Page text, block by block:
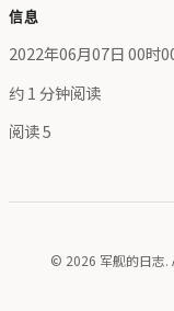
信息
2022年06月07日 00时
约 1 分钟阅读
阅读5
© 2026 军舰的日志.